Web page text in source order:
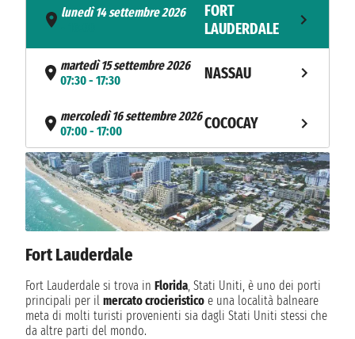
lunedì 14 settembre 2026
FORT
LAUDERDALE
martedì 15 settembre 2026
07:30 - 17:30
NASSAU
mercoledì 16 settembre 2026
07:00 - 17:00
COCOCAY
giovedì 17 settembre 2026 NAVIGAZIONE
venerdì 18 settembre 2026
07:00
FORT
LAUDERDALE
Fort Lauderdale
Fort Lauderdale si trova in Florida, Stati Uniti, è uno dei porti
principali per il mercato crocieristico e una località balneare
meta di molti turisti provenienti sia dagli Stati Uniti stessi che
da altre parti del mondo.